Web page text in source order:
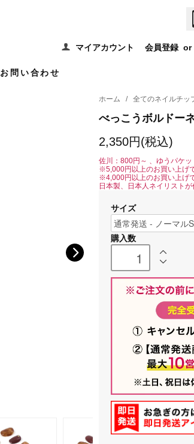
マイアカウント 会員登録 or
お問い合わせ
ホーム / 全てのネイルチッ
べっこうボルドー
2,350円(税込)
佐川：800円～ 、ゆうパケ
※5,000円以上のお買い上げ
※4,000円以上のお買い上げ
日本製、日本人ネイリストが
サイズ
購入数